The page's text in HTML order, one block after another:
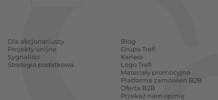
Dla akcjonariuszy
Projekty unijne
Sygnaliści
Strategia podatkowa
Blog
Grupa Trefl
Kariera
Logo Trefl
Materiały promocyjne
Platforma zamówień B2B
Oferta B2B
Przekaż nam opinię